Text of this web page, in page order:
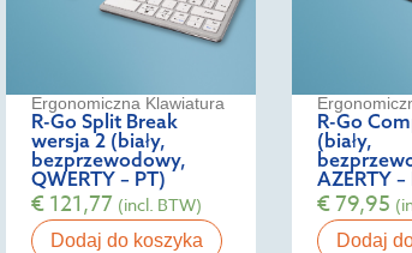
Ergonomiczna Klawiatura
R-Go Split Break
wersja 2 (biały,
bezprzewodowy,
QWERTY – PT)
€121,77 (incl. BTW)
Dodaj do koszyka
R-Go
(biały,
AZERTY –
€79,95
Dodaj